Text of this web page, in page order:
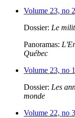
Volume 23, no
Dossier: Le
Panoramas:
Québec
Volume 23, no
Dossier: Les
monde
Volume 22, no